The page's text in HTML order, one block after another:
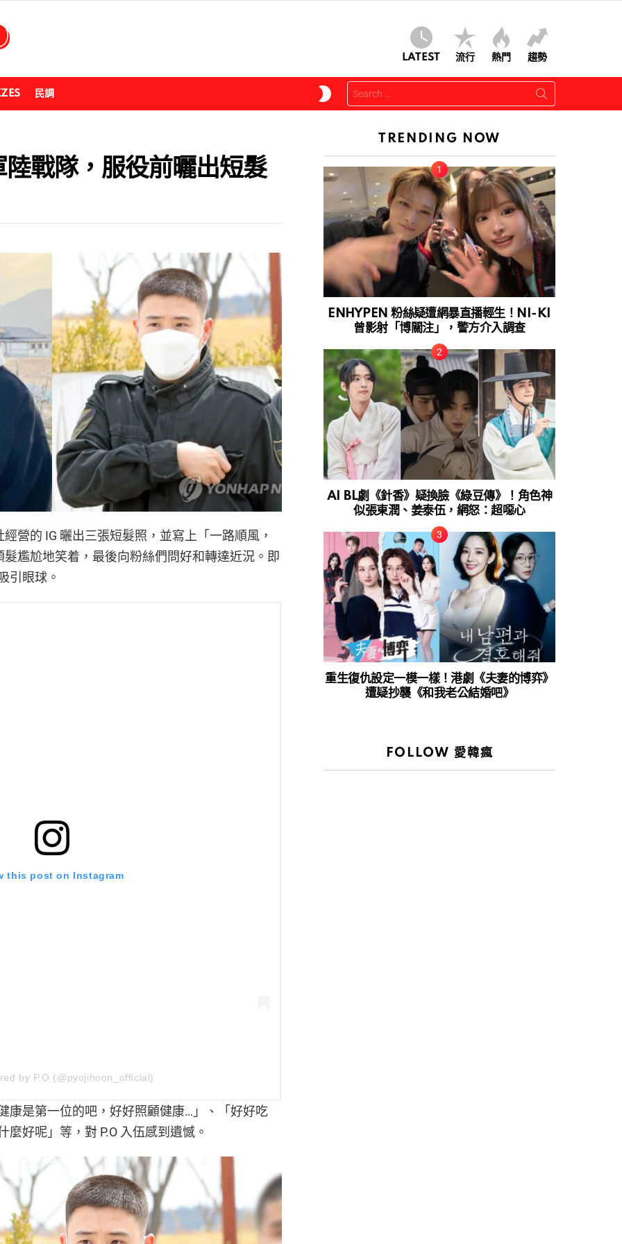
LATEST 流行 熱門 趨勢
民調
SKIN
Search
for:
戰隊，服役前曬出短髮
營的 IG 曬出三張短髮照，並寫上「一路順風，
髮尷尬地笑着，最後向粉絲們問好和轉達近況。即
引眼球。
this post on Instagram
by P.O (@pyojihoon_official)
康是第一位的吧，好好照顧健康…」、「好好吃
好呢」等，對 P.O 入伍感到遺憾。
TRENDING NOW
ENHYPEN 粉絲疑遭網暴直播輕生！NI-KI
曾影射「博關注」，警方介入調查
AI BL劇《針香》疑換臉《綠豆傳》！角色神
似張東潤、姜泰伍，網怒：超噁心
重生復仇設定一模一樣！港劇《夫妻的博弈》
遭疑抄襲《和我老公結婚吧》
FOLLOW 愛韓瘋